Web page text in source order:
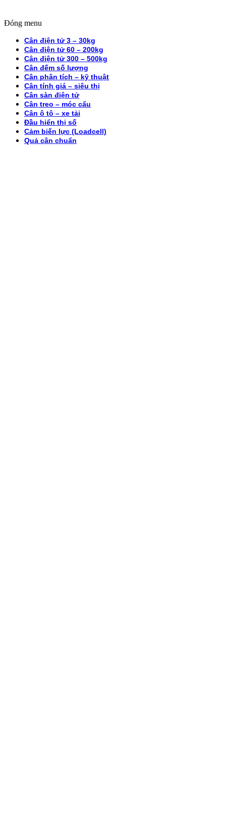
Đóng menu
Cân điện tử 3 – 30kg
Cân điện tử 60 – 200kg
Cân điện tử 300 – 500kg
Cân đếm số lượng
Cân phân tích – kỹ thuật
Cân tính giá – siêu thị
Cân sàn điện tử
Cân treo – móc cẩu
Cân ô tô – xe tải
Đầu hiển thị số
Cảm biến lực (Loadcell)
Quả cân chuẩn